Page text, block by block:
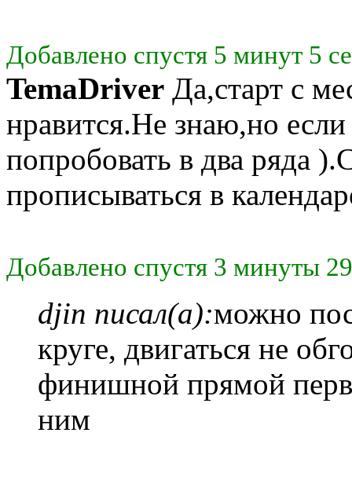
Добавлено спустя 5 минут 5
TemaDriver Да,старт с
нравится.Не знаю,но
попробовать в два ряда
прописываться в
Добавлено спустя 3 минуты
djin писал(а):можно
круге, двигаться не
финишной прямой
ним